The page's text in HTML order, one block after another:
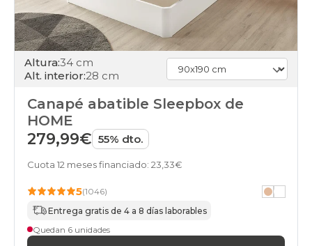
Altura:34 cm
Alt. interior:28 cm
Canapé abatible Sleepbox de
HOME
279,99€ 55% dto.
Cuota 12 meses financiado: 23,33€
5(1046)
Entrega gratis de 4 a 8 días laborables
Quedan 6 unidades